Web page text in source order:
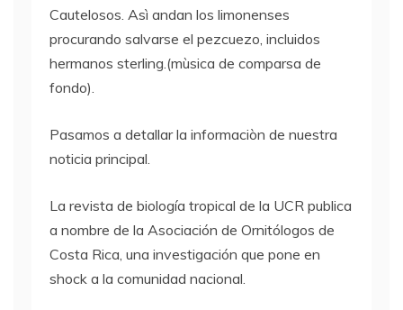
Cautelosos. Asì andan los limonenses
procurando salvarse el pezcuezo, incluidos
hermanos sterling.(mùsica de comparsa de
fondo).
Pasamos a detallar la informaciòn de nuestra
noticia principal.
La revista de biología tropical de la UCR publica
a nombre de la Asociación de Ornitólogos de
Costa Rica, una investigación que pone en
shock a la comunidad nacional.